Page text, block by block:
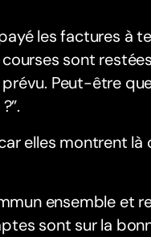
les factures à
sont
Peut-être
elles montrent
ensemble et
sont sur la